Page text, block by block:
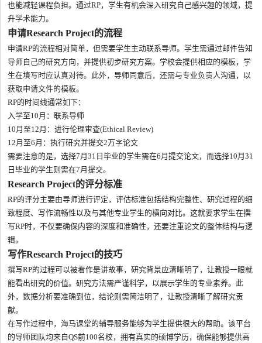
也能减轻课程负担。通过RP，学生有机会深入研究自己感兴趣的领域，提
升学术能力。
申请Research Project的流程
申请RP的流程相对简单，但需要学生主动联系导师。学生需通过邮件告知
导师自己的研究方向，并提供初步研究方案。学校会提供相应的模板，学
生在填写时应认真对待。此外，导师同意后，还需与专业负责人沟通，以
获取申请文件的模板。
RP的时间线通常如下：
入学至10月：联系导师
10月至12月：进行伦理审查(Ethical Review)
12月至6月：执行研究并提交2万字论文
需要注意的是，选择7月31日毕业的学生需在6月提交论文，而选择10月31
日毕业的学生则需在7月提交。
Research Project的评分标准
RP的评分主要由导师进行评定，评估标准包括结构完整性、研究过程的细
致程度、写作流畅性以及与其他专业学生的横向对比。这就要求学生在撰
写RP时，不仅要确保内容的深度和准确性，还要注重论文的整体结构与逻
辑。
写作Research Project的技巧
撰写RP的过程可以被看作是讲故事，研究背景应清晰明了，让教授一眼就
能看出研究的价值。研究方法需严谨科学，以展示学生的专业素养。此
外，数据分析要准确到位，结论则需简洁明了，让教授清晰了解研究贡
献。
在写作过程中，海马课堂的辅导服务能够为学生提供很大的帮助。该平台
的导师团队均来自QS前100名校，拥有真实的硕博学历，确保能够提供高